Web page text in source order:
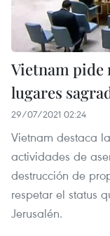
Vietnam pide
lugares
29/07/2021 02:24
Vietnam destaca
actividades de
destrucción de
respetar el status
Jerusalén.